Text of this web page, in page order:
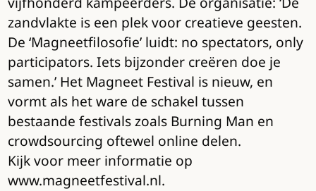
zandvlakte is een plek voor creatieve geesten.
De ‘Magneetfilosofie’ luidt: no spectators, only
participators. Iets bijzonder creëren doe je
samen.’ Het Magneet Festival is nieuw, en
vormt als het ware de schakel tussen
bestaande festivals zoals Burning Man en
crowdsourcing oftewel online delen.
Kijk voor meer informatie op
www.magneetfestival.nl.